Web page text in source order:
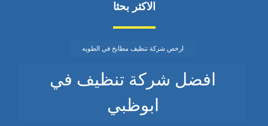
الاكثر بحثا
ارخص شركة تنظيف مطابخ في الطويه
افضل شركة تنظيف في
ابوظبي